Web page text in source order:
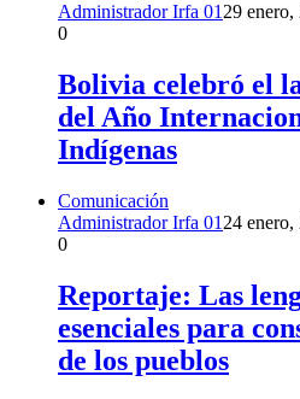
Administrador Irfa 01 29 enero,
0
Bolivia celebró el
del Año
Indígenas
Comunicación
Administrador Irfa 01 24 enero,
0
Reportaje: Las
esenciales para
de los pueblos